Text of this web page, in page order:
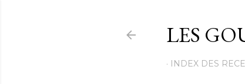
LES
INDEX DES